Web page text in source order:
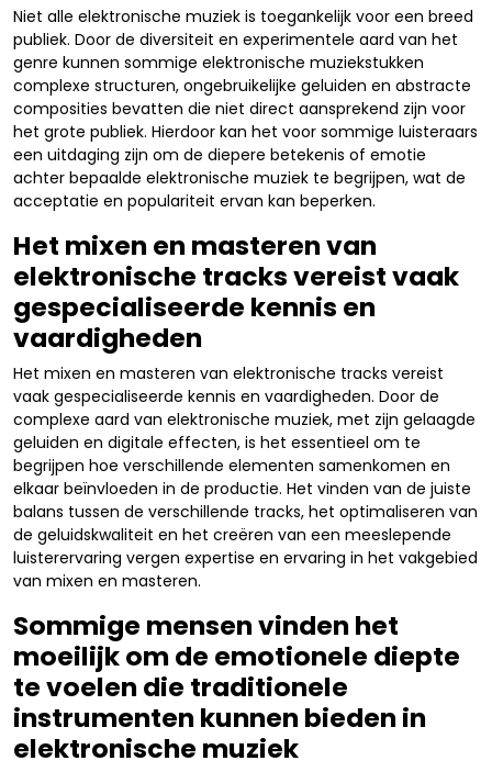
Niet alle elektronische muziek is toegankelijk voor een breed
publiek. Door de diversiteit en experimentele aard van het
genre kunnen sommige elektronische muziekstukken
complexe structuren, ongebruikelijke geluiden en abstracte
composities bevatten die niet direct aansprekend zijn voor
het grote publiek. Hierdoor kan het voor sommige luisteraars
een uitdaging zijn om de diepere betekenis of emotie
achter bepaalde elektronische muziek te begrijpen, wat de
acceptatie en populariteit ervan kan beperken.
Het mixen en masteren van
elektronische tracks vereist vaak
gespecialiseerde kennis en
vaardigheden
Het mixen en masteren van elektronische tracks vereist
vaak gespecialiseerde kennis en vaardigheden. Door de
complexe aard van elektronische muziek, met zijn gelaagde
geluiden en digitale effecten, is het essentieel om te
begrijpen hoe verschillende elementen samenkomen en
elkaar beïnvloeden in de productie. Het vinden van de juiste
balans tussen de verschillende tracks, het optimaliseren van
de geluidskwaliteit en het creëren van een meeslepende
luisterervaring vergen expertise en ervaring in het vakgebied
van mixen en masteren.
Sommige mensen vinden het
moeilijk om de emotionele diepte
te voelen die traditionele
instrumenten kunnen bieden in
elektronische muziek